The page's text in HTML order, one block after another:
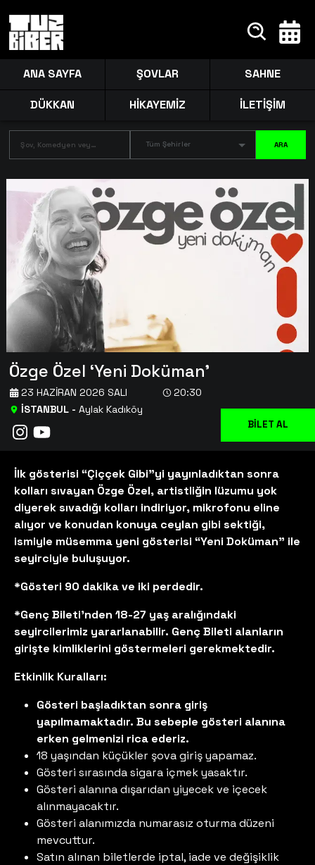
ANA SAYFA ŞOVLAR SAHNE
DÜKKAN HİKAYEMİZ İLETİŞİM
Tüm Şehirler ARA
Özge Özel ‘Yeni Doküman’
İSTANBUL- Aylak Kadıköy
23 HAZIRAN 2026 SALI 20:30
BİLET AL
İlk gösterisi “Çiççek Gibi”yi yayınladıktan sonra
kolları sıvayan Özge Özel, artistliğin lüzumu yok
diyerek sıvadığı kolları indiriyor, mikrofonu eline
alıyor ve konudan konuya ceylan gibi sektiği,
ismiyle müsemma yeni gösterisi “Yeni Doküman” ile
seyirciyle buluşuyor.
*Gösteri 90 dakika ve iki perdedir.
*Genç Bileti'nden 18-27 yaş aralığındaki
seyircilerimiz yararlanabilir. Genç Bileti alanların
girişte kimliklerini göstermeleri gerekmektedir.
Etkinlik Kuralları:
Gösteri başladıktan sonra giriş
yapılmamaktadır. Bu sebeple gösteri alanına
erken gelmenizi rica ederiz.
18 yaşından küçükler şova giriş yapamaz.
Gösteri sırasında sigara içmek yasaktır.
Gösteri alanına dışarıdan yiyecek ve içecek
alınmayacaktır.
Gösteri alanımızda numarasız oturma düzeni
mevcuttur.
Satın alınan biletlerde iptal, iade ve değişiklik